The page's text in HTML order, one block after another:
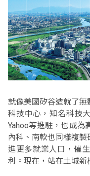
就像美國矽谷造就了
科技中心，知名科技大
Yahoo等進駐，也成為
內科、南軟也同樣複製
進更多就業人口，催
利。現在，站在土城新